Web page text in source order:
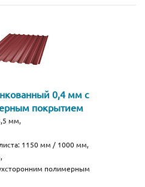
0,4 мм с
покрытием
мм,
1150 мм / 1000 мм,
полимерным